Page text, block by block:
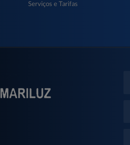
Serviços e Tarifas